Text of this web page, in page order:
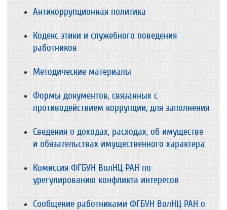
Антикоррупционная политика
Кодекс этики и служебного поведения
работников
Методические материалы
Формы документов, связанных с
противодействием коррупции, для заполнения
Сведения о доходах, расходах, об имуществе
и обязательствах имущественного характера
Комиссия ФГБУН ВолНЦ РАН по
урегулированию конфликта интересов
Сообщение работниками ФГБУН ВолНЦ РАН о